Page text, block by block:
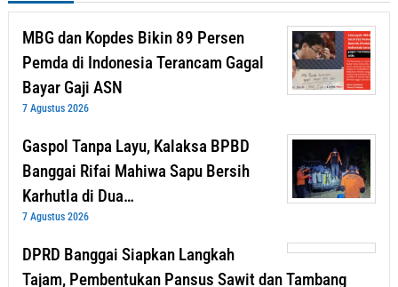
MBG dan Kopdes Bikin 89 Persen
Pemda di Indonesia Terancam Gagal
Bayar Gaji ASN
7 Agustus 2026
Gaspol Tanpa Layu, Kalaksa BPBD
Banggai Rifai Mahiwa Sapu Bersih
Karhutla di Dua…
7 Agustus 2026
DPRD Banggai Siapkan Langkah
Tajam, Pembentukan Pansus Sawit dan Tambang